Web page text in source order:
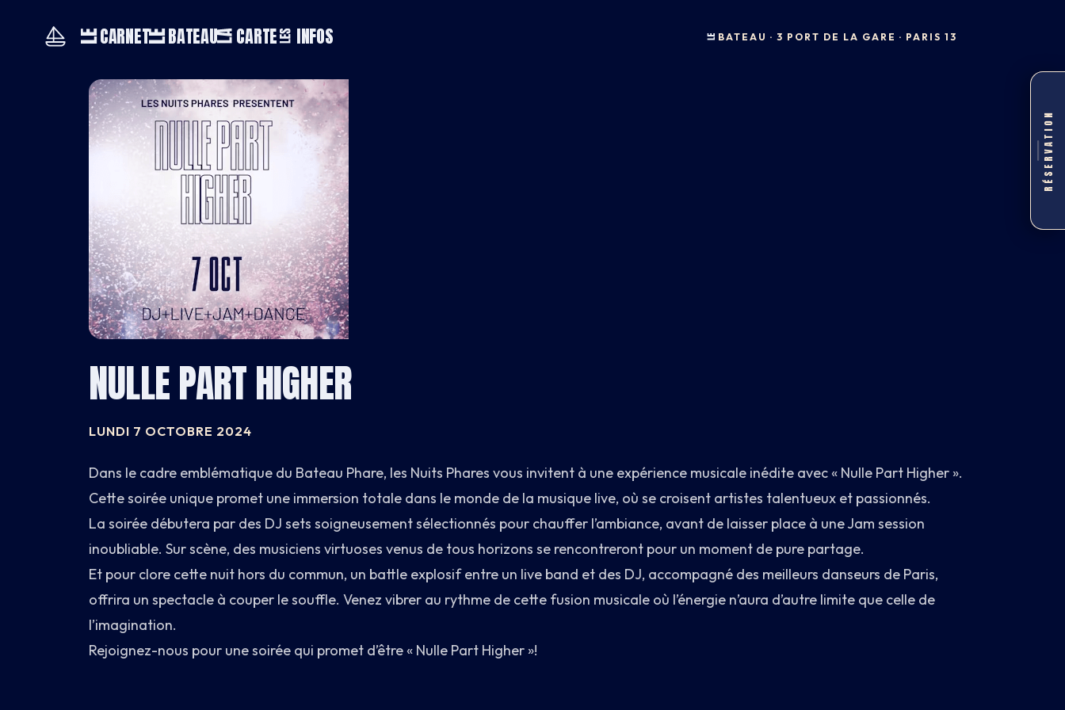
CARNET BATEAU CARTE INFOS BATEAU · 3 PORT DE LA GARE · PARIS 13
RÉSERVATION
CARNET
CARTE
INFOS
NULLE PART HIGHER
LUNDI 7 OCTOBRE 2024
Dans le cadre emblématique du Bateau Phare, les Nuits Phares vous invitent à une expérience musicale inédite avec « Nulle Part Higher ».
Cette soirée unique promet une immersion totale dans le monde de la musique live, où se croisent artistes talentueux et passionnés.
La soirée débutera par des DJ sets soigneusement sélectionnés pour chauffer l’ambiance, avant de laisser place à une Jam session
inoubliable. Sur scène, des musiciens virtuoses venus de tous horizons se rencontreront pour un moment de pure partage.
Et pour clore cette nuit hors du commun, un battle explosif entre un live band et des DJ, accompagné des meilleurs danseurs de Paris,
offrira un spectacle à couper le souffle. Venez vibrer au rythme de cette fusion musicale où l’énergie n’aura d’autre limite que celle de
l’imagination.
Rejoignez-nous pour une soirée qui promet d’être « Nulle Part Higher »!